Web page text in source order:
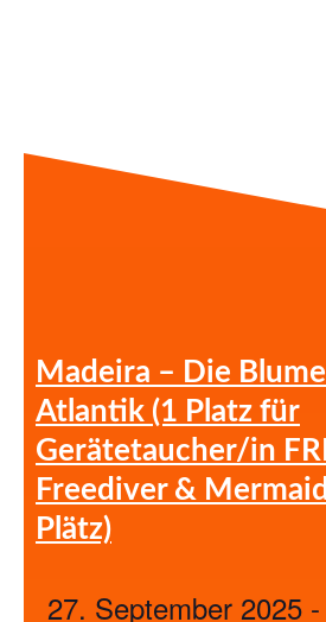
Madeira – Die
Atlantik (1 Platz für
Gerätetaucher/in
Freediver &
Plätz)
27. September 2025 -